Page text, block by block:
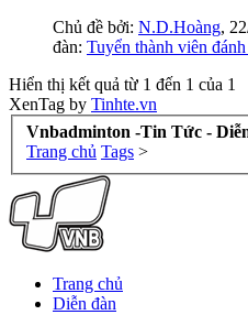
Chủ đề bởi: N.D.Hoàng,
đàn: Tuyển thành viên
Hiển thị kết quả từ 1 đến 1 của 1
XenTag by Tinhte.vn
Vnbadminton -Tin Tức -
Trang chủ Tags >
Trang chủ
Diễn đàn